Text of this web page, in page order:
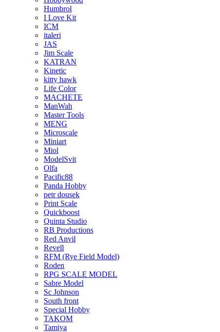
Humbrol
I Love Kit
ICM
italeri
JAS
Jim Scale
KATRAN
Kinetic
kitty hawk
Life Color
MACHETE
ManWah
Master Tools
MENG
Microscale
Miniart
Miol
ModelSvit
Olfa
Pacific88
Panda Hobby
petr dousek
Print Scale
Quickboost
Quinta Studio
RB Productions
Red Anvil
Revell
RFM (Rye Field Model)
Roden
RPG SCALE MODEL
Sabre Model
Sc Johnson
South front
Special Hobby
TAKOM
Tamiya